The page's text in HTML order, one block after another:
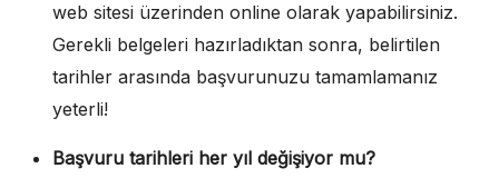
web sitesi üzerinden online olarak yapabilirsiniz.
Gerekli belgeleri hazırladıktan sonra, belirtilen
tarihler arasında başvurunuzu tamamlamanız
yeterli!
Başvuru tarihleri her yıl değişiyor mu?